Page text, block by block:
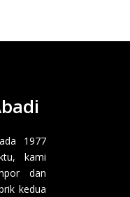
1977
kami
dan
kedua